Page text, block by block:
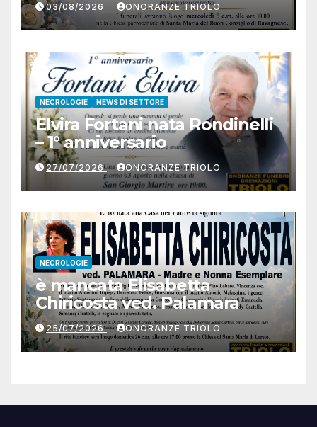
03/08/2026 ONORANZE TRIOLO
NECROLOGIE NEWS DI SETTORE
Elvira Fortani nata Rondinelli
– 1° anniversario
27/07/2026 ONORANZE TRIOLO
NECROLOGIE
è mancata Elisabetta
Chiricosta ved. Palamara
25/07/2026 ONORANZE TRIOLO